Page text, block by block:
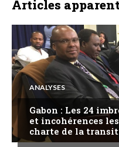
Articles
ANALYSES
Gabon : Les 24
et incohérences
charte de la